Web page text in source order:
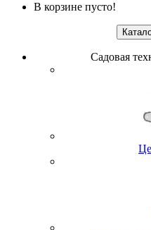
В корзине пусто!
Садовая